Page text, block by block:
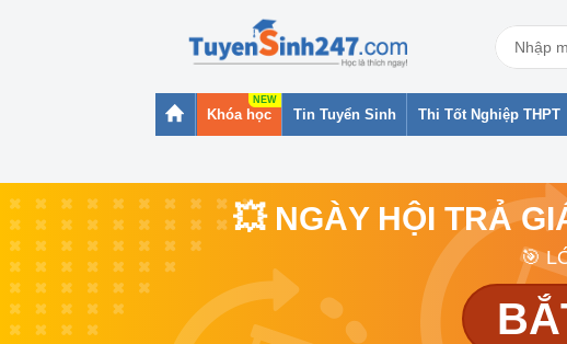
Khóa học Tin Tuyển Sinh Thi Tốt Nghiệp THPT
💥 NGÀY HỘI TRẢ
🎯